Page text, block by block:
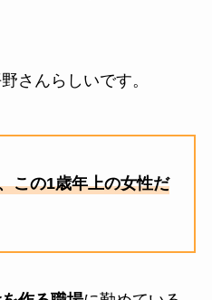
さんらしいです。
この1歳年上の女性だ